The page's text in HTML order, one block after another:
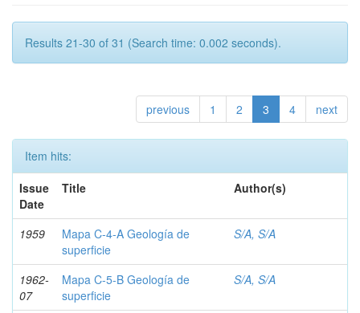
Results 21-30 of 31 (Search time: 0.002 seconds).
previous 1 2 3 4 next
Item hits:
Issue
Date
Title Author(s)
1959
Mapa C-4-A Geología de
superficie
S/A, S/A
1962-
07
Mapa C-5-B Geología de
superficie
S/A, S/A